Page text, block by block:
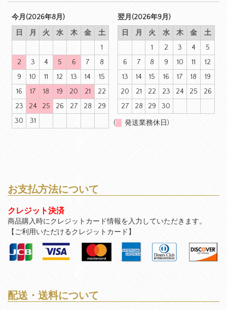
今月(2026年8月)
日
月 火 水 木 金
土
1
2
3 4 5 6 7
8
9
10 11 12 13 14
15
16
17 18 19 20 21
22
23
24 25 26 27 28
29
30
31
翌月(2026年9月)
日
月 火 水 木 金
土
1
2 3 4
5
6
7 8 9 10 11
12
13
14 15 16 17 18
19
20
21 22 23 24 25
26
27
28 29 30
( 発送業務休日)
お支払方法について
クレジット決済
商品購入時にクレジットカード情報を入力していただきます。
【ご利用いただけるクレジットカード】
配送・送料について